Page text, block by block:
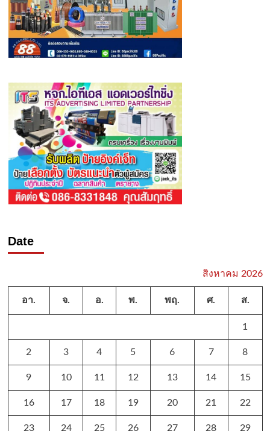
Date
สิงหาคม 2026
อา. จ. อ. พ. พฤ. ศ. ส.
1
2 3 4 5 6 7 8
9 10 11 12 13 14 15
16 17 18 19 20 21 22
23 24 25 26 27 28 29